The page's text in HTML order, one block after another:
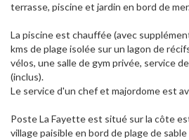
terrasse, piscine et jardin en bord de
La piscine est chauffée (avec
kms de plage isolée sur un lagon de
vélos, une salle de gym privée, service
(inclus).
Le service d'un chef et majordome est
Poste La Fayette est situé sur la côte
village paisible en bord de plage de